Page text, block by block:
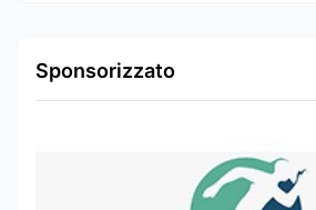
Sponsorizzato